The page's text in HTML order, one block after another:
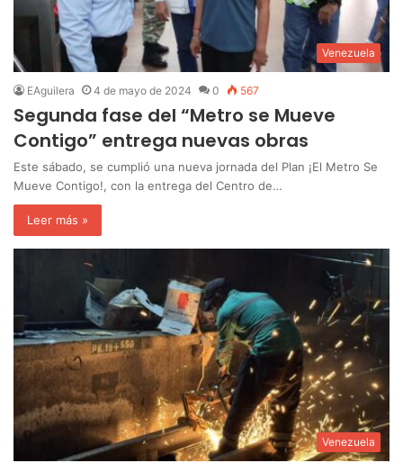
Venezuela
EAguilera 4 de mayo de 2024 0 567
Segunda fase del “Metro se Mueve
Contigo” entrega nuevas obras
Este sábado, se cumplió una nueva jornada del Plan ¡El Metro Se
Mueve Contigo!, con la entrega del Centro de…
Leer más »
Venezuela